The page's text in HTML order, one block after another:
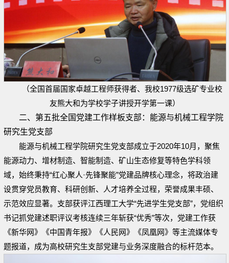
（全国首届国家卓越工程师获得者、我校1977级选矿专业校
友熊大和为学校学子讲授开学第一课）
二、第五批全国党建工作样板支部：能源与机械工程学院
研究生党支部
能源与机械工程学院研究生党支部成立于2020年10月，聚焦
能源动力、增材制造、智能制造、矿山生态修复等特色学科领
域，始终秉持“红心聚人·先锋聚能”党建品牌核心理念，将政治建
设贯穿党员教育、科研创新、人才培养全过程，荣誉成果丰硕、
示范效应显著。支部获评江西理工大学“先进学生党支部”，党组织
书记抓党建述职评议考核连续三年斩获“优秀”等次，党建工作获
《新华网》《中国青年报》《人民网》《凤凰网》等主流媒体专
题报道，成为高校研究生支部党建与业务深度融合的标杆范本。